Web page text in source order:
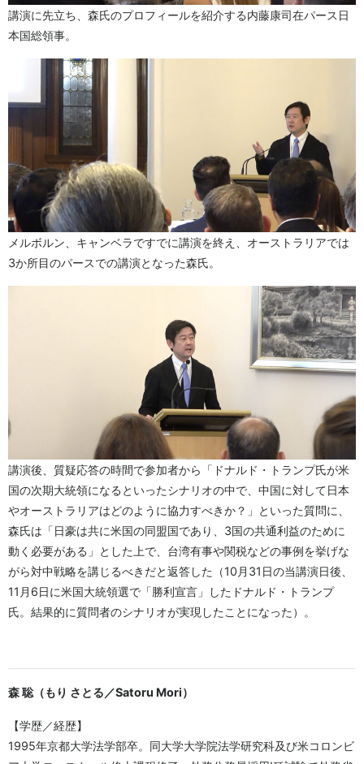
講演に先立ち、森氏のプロフィールを紹介する内藤康司在パース日
本国総領事。
メルボルン、キャンベラですでに講演を終え、オーストラリアでは
3か所目のパースでの講演となった森氏。
講演後、質疑応答の時間で参加者から「ドナルド・トランプ氏が米
国の次期大統領になるといったシナリオの中で、中国に対して日本
やオーストラリアはどのように協力すべきか？」といった質問に、
森氏は「日豪は共に米国の同盟国であり、3国の共通利益のために
動く必要がある」とした上で、台湾有事や関税などの事例を挙げな
がら対中戦略を講じるべきだと返答した（10月31日の当講演日後、
11月6日に米国大統領選で「勝利宣言」したドナルド・トランプ
氏。結果的に質問者のシナリオが実現したことになった）。
森 聡（もり さとる／Satoru Mori）
【学歴／経歴】
1995年京都大学法学部卒。同大学大学院法学研究科及び米コロンビ